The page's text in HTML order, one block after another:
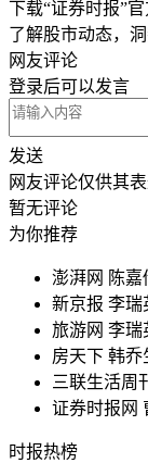
下载“证券时报”
了解股市动态，
网友评论
登录后可以发言
发送
网友评论仅供其
暂无评论
为你推荐
澎湃网 陈嘉
新京报 李瑞
旅游网 李瑞
房天下 韩乔
三联生活周
证券时报网
时报热榜